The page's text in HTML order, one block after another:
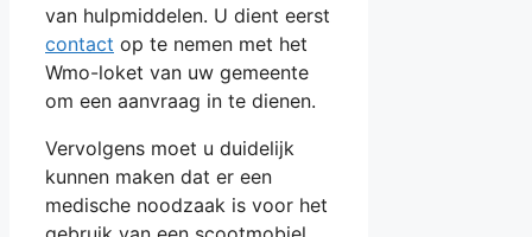
van hulpmiddelen. U dient eerst
contact op te nemen met het
Wmo-loket van uw gemeente
om een aanvraag in te dienen.
Vervolgens moet u duidelijk
kunnen maken dat er een
medische noodzaak is voor het